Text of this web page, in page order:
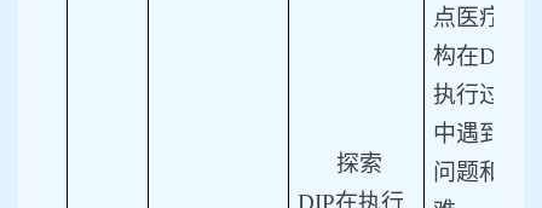
探索
DIP在执行
点医疗机
构在DIP
执行过程
中遇到的
问题和困